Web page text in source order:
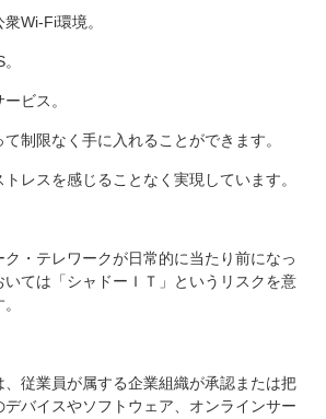
Wi-Fi環境。
ビス。
制限なく手に入れることができます。
レスを感じることなく実現しています。
・テレワークが日常的に当たり前になっ
ては「シャドーＩＴ」というリスクを意
、従業員が属する企業組織が承認または把
バイスやソフトウェア、オンラインサー